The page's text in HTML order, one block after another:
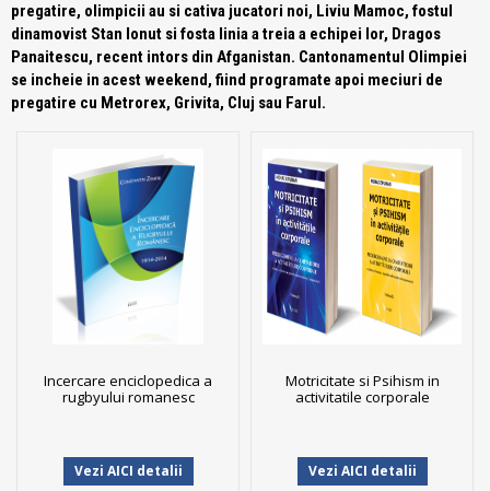
pregatire, olimpicii au si cativa jucatori noi, Liviu Mamoc, fostul
dinamovist Stan Ionut si fosta linia a treia a echipei lor, Dragos
Panaitescu, recent intors din Afganistan. Cantonamentul Olimpiei
se incheie in acest weekend, fiind programate apoi meciuri de
pregatire cu Metrorex, Grivita, Cluj sau Farul.
Incercare enciclopedica a
rugbyului romanesc
Vezi AICI detalii
Motricitate si Psihism in
activitatile corporale
Vezi AICI detalii